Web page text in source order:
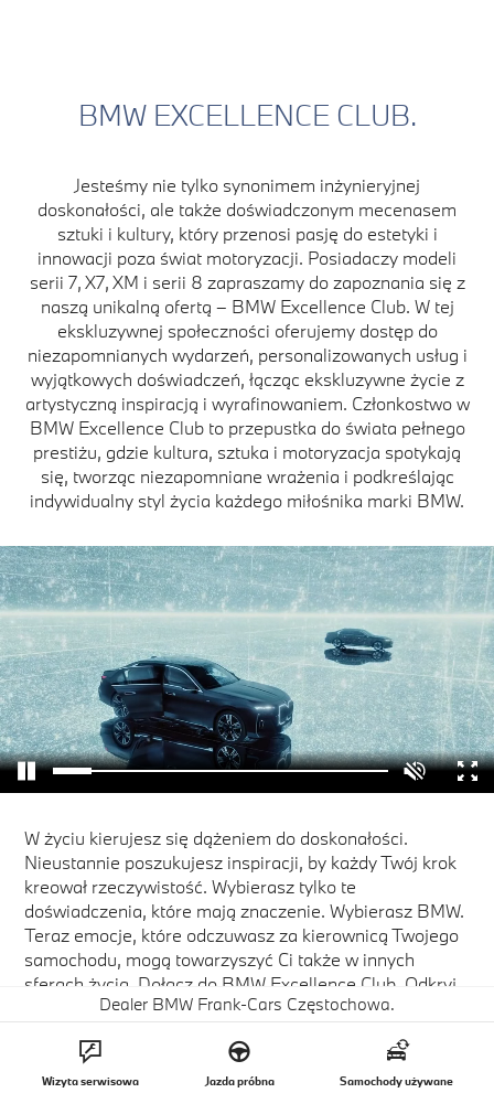
BMW EXCELLENCE CLUB.
Jesteśmy nie tylko synonimem inżynieryjnej
doskonałości, ale także doświadczonym mecenasem
sztuki i kultury, który przenosi pasję do estetyki i
innowacji poza świat motoryzacji. Posiadaczy modeli
serii 7, X7, XM i serii 8 zapraszamy do zapoznania się z
naszą unikalną ofertą – BMW Excellence Club. W tej
ekskluzywnej społeczności oferujemy dostęp do
niezapomnianych wydarzeń, personalizowanych usług i
wyjątkowych doświadczeń, łącząc ekskluzywne życie z
artystyczną inspiracją i wyrafinowaniem. Członkostwo w
BMW Excellence Club to przepustka do świata pełnego
prestiżu, gdzie kultura, sztuka i motoryzacja spotykają
się, tworząc niezapomniane wrażenia i podkreślając
indywidualny styl życia każdego miłośnika marki BMW.
W życiu kierujesz się dążeniem do doskonałości.
Nieustannie poszukujesz inspiracji, by każdy Twój krok
kreował rzeczywistość. Wybierasz tylko te
doświadczenia, które mają znaczenie. Wybierasz BMW.
Teraz emocje, które odczuwasz za kierownicą Twojego
samochodu, mogą towarzyszyć Ci także w innych
sferach życia. Dołącz do BMW Excellence Club. Odkryj
świat niezapomnianych wydarzeń dostępnych jedynie
Dealer BMW Frank-Cars Częstochowa.
Wizyta serwisowa Jazda próbna Samochody używane